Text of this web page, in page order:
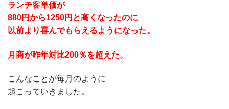
ランチ客単価が
880円から1250円と高くなったのに
以前より喜んでもらえるようになった。
月商が昨年対比200％を超えた。
こんなことが毎月のように
起こっていきました。